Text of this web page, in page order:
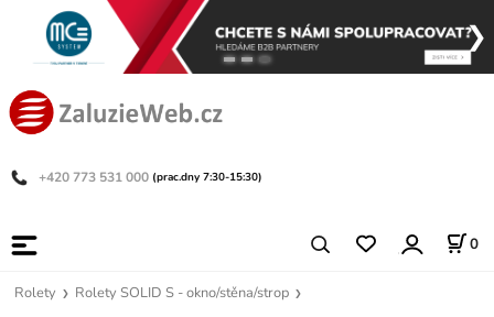
+420 773 531 000 (prac.dny 7:30-15:30)
0
Rolety Rolety SOLID S - okno/stěna/strop